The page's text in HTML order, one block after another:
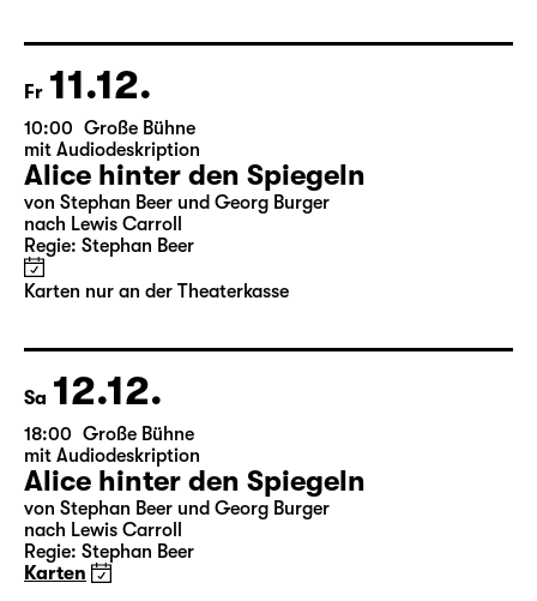
Fr 11.12.
10:00 Große Bühne
mit Audiodeskription
Alice hinter den Spiegeln
von Stephan Beer und Georg Burger
nach Lewis Carroll
Regie: Stephan Beer
Karten nur an der Theaterkasse
Sa 12.12.
18:00 Große Bühne
mit Audiodeskription
Alice hinter den Spiegeln
von Stephan Beer und Georg Burger
nach Lewis Carroll
Regie: Stephan Beer
Karten